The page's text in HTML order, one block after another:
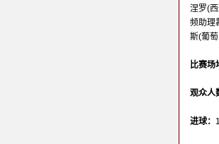
涅罗(
频助理
斯(葡
比赛场
观众人
进球：